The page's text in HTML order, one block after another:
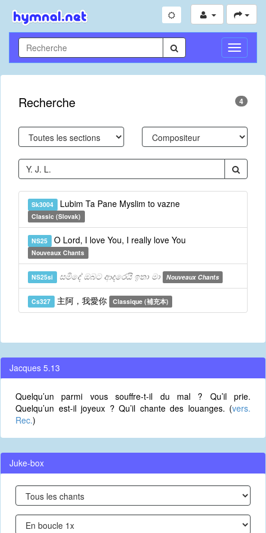
Toggle
Recherche 4
Sk3004 Lubim Ta Pane Myslim to vazne
Classic (Slovak)
NS25 O Lord, I love You, I really love You
Nouveaux Chants
NS25si සමිදේ ඔබට ආදරෙයි ඉතා මා Nouveaux Chants
Cs327 主阿，我愛你 Classique (補充本)
Jacques 5.13
Quelqu’un parmi vous souffre-t-il du mal ? Qu’il prie.
Quelqu’un est-il joyeux ? Qu’il chante des louanges. (vers.
Rec.)
Juke-box